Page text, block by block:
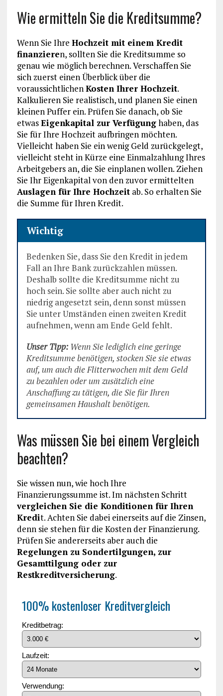
Wie ermitteln Sie die Kreditsumme?
Wenn Sie Ihre Hochzeit mit einem Kredit
finanzieren, sollten Sie die Kreditsumme so
genau wie möglich berechnen. Verschaffen Sie
sich zuerst einen Überblick über die
voraussichtlichenKosten Ihrer Hochzeit.
Kalkulieren Sie realistisch, und planen Sie einen
kleinen Puffer ein. Prüfen Sie danach, ob Sie
etwasEigenkapital zur Verfügunghaben, das
Sie für Ihre Hochzeit aufbringen möchten.
Vielleicht haben Sie ein wenig Geld zurückgelegt,
vielleicht steht in Kürze eine Einmalzahlung Ihres
Arbeitgebers an, die Sie einplanen wollen. Ziehen
Sie Ihr Eigenkapital von den zuvor ermittelten
Auslagen für Ihre Hochzeitab. So erhalten Sie
die Summe für Ihren Kredit.
Wichtig
Bedenken Sie, dass Sie den Kredit in jedem
Fall an Ihre Bank zurückzahlen müssen.
Deshalb sollte die Kreditsumme nicht zu
hoch sein. Sie sollte aber auch nicht zu
niedrig angesetzt sein, denn sonst müssen
Sie unter Umständen einen zweiten Kredit
aufnehmen, wenn am Ende Geld fehlt.
Unser Tipp: Wenn Sie lediglich eine geringe
Kreditsumme benötigen, stocken Sie sie etwas
auf, um auch die Flitterwochen mit dem Geld
zu bezahlen oder um zusätzlich eine
Anschaffung zu tätigen, die Sie für Ihren
gemeinsamen Haushalt benötigen.
Was müssen Sie bei einem Vergleich
beachten?
Sie wissen nun, wie hoch Ihre
Finanzierungssumme ist. Im nächsten Schritt
vergleichen Sie die Konditionen für Ihren
Kredit. Achten Sie dabei einerseits auf die Zinsen,
denn sie stehen für die Kosten der Finanzierung.
Prüfen Sie andererseits aber auch die
Regelungen zu Sondertilgungen, zur
Gesamttilgung oder zur
Restkreditversicherung.
100% kostenloser Kreditvergleich
Kreditbetrag:
Laufzeit:
Verwendung: